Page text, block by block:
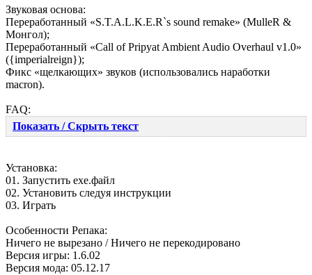
Звуковая основа:
Переработанный «S.T.A.L.K.E.R`s sound remake» (MulleR &
Монгол);
Переработанный «Call of Pripyat Ambient Audio Overhaul v1.0»
({imperialreign});
Фикс «щелкающих» звуков (использовались наработки
macron).
FAQ:
Показать / Скрыть текст
Установка:
01. Запустить ехе.файл
02. Установить следуя инструкции
03. Играть
Особенности Репака:
Ничего не вырезано / Ничего не перекодировано
Версия игры: 1.6.02
Версия мода: 05.12.17